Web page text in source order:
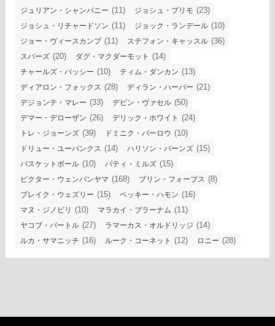
ジュリアン・シャンパニー (11) ジョシュ・プリモ (23)
ジョシュ・リチャードソン (11) ジョック・ランデール (10)
ジョー・ヴィースカンプ(11) ステフォン・キャッスル (36)
スパーズ (20) ダグ・マクダーモット (14)
チャールズ・バッシー (10) ティム・ダンカン (13)
ディアロン・フォックス (28) ディラン・ハーパー (21)
デジョンテ・マレー (33) デビン・ヴァセル (50)
デマー・デローザン (26) デリック・ホワイト (24)
トレ・ジョーンズ (39) ドミニク・バーロウ (10)
ドリュー・ユーバンクス (14) ハリソン・バーンズ (15)
バスケットボール (10) パティ・ミルズ (15)
ビクター・ウェンバンヤマ (168) ブリン・フォーブス (8)
ブレイク・ウェズリー (15) ベッキー・ハモン (16)
マヌ・ジノビリ (10) マラカイ・ブラーナム (11)
ヤコブ・パートル (27) ラマーカス・オルドリッジ (14)
ルカ・サマニッチ (16) ルーク・コーネット (12) ロニー (28)